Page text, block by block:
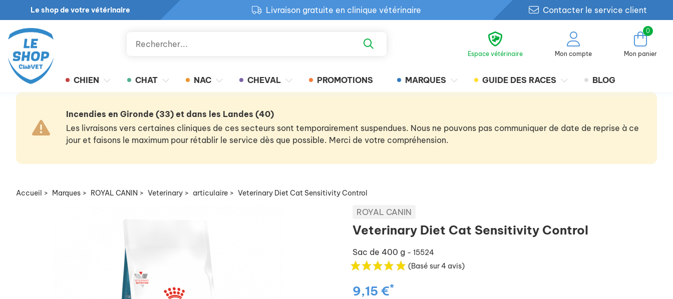
Le shop de votre vétérinaire
Livraison gratuite en clinique vétérinaire
Retour produit gratuit en clinique
Contacter le service client
Espace vétérinaire Mon compte
0
Mon panier
CHIEN CHAT NAC CHEVAL PROMOTIONS MARQUES GUIDE DES RACES BLOG
Incendies en Gironde (33) et dans les Landes (40)
Les livraisons vers certaines cliniques de ces secteurs sont temporairement suspendues. Nous ne pouvons pas communiquer de date de reprise à ce
jour et faisons le maximum pour rétablir le service dès que possible. Merci de votre compréhension.
Accueil > Marques > ROYAL CANIN > Veterinary > articulaire > Veterinary Diet Cat Sensitivity Control
ROYAL CANIN
Veterinary Diet Cat Sensitivity Control
Sac de 400 g - 15524
(Basé sur 4 avis)
9,15 €*